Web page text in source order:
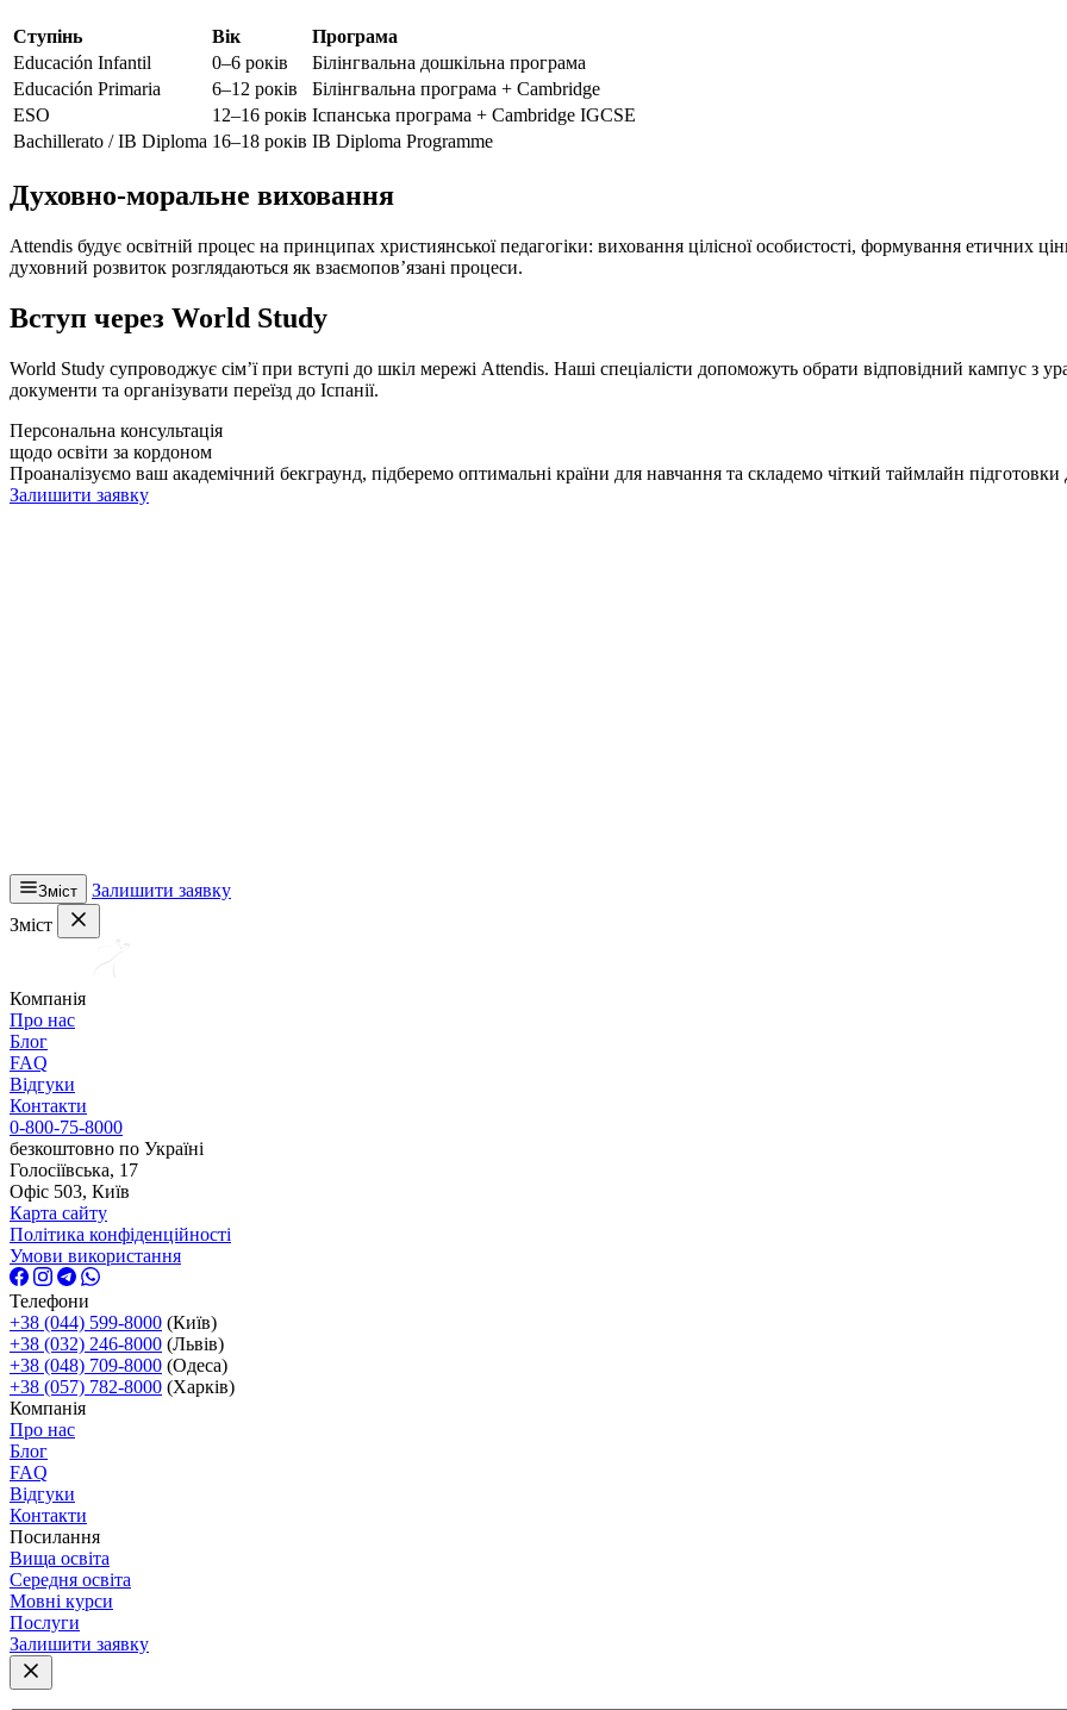
Ступінь Вік
Програма
Educación Infantil
0–6 років
Білінгвальна дошкільна програма
Educación Primaria
6–12 років
Білінгвальна програма + Cambridge
ESO
12–16 років Іспанська програма + Cambridge IGCSE
Bachillerato / IB Diploma 16–18 років IB Diploma Programme
Духовно-моральне виховання
Attendis будує освітній процес на принципах християнської педагогіки: виховання цілісної особистості, формування етичних
духовний розвиток розглядаються як взаємопов’язані процеси.
Вступ через World Study
World Study супроводжує сім’ї при вступі до шкіл мережі Attendis. Наші спеціалісти допоможуть обрати відповідний кампус з
документи та організувати переїзд до Іспанії.
Персональна консультація
щодо освіти за кордоном
Проаналізуємо ваш академічний бекграунд, підберемо оптимальні країни для навчання та складемо чіткий таймлайн підготовки
Залишити заявку
Зміст
Залишити заявку
Зміст
Компанія
Про нас
Блог
FAQ
Відгуки
Контакти
0-800-75-8000
безкоштовно по Україні
Голосіївська, 17
Офіс 503, Київ
Карта сайту
Політика конфіденційності
Умови використання
Телефони
+38 (044) 599-8000 (Київ)
+38 (032) 246-8000 (Львів)
+38 (048) 709-8000 (Одеса)
+38 (057) 782-8000 (Харків)
Компанія
Про нас
Блог
FAQ
Відгуки
Контакти
Посилання
Вища освіта
Середня освіта
Мовні курси
Послуги
Залишити заявку